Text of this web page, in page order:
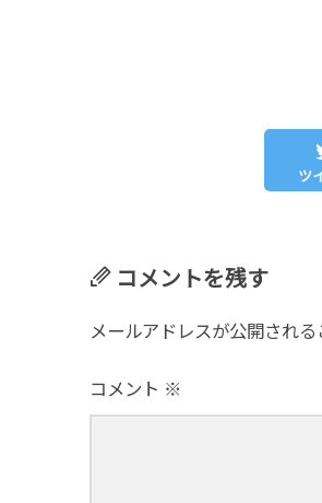
ツ
コメントを残す
メールアドレスが公開される
コメント ※